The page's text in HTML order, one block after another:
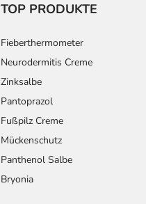
TOP PRODUKTE
Fieberthermometer
Neurodermitis Creme
Zinksalbe
Pantoprazol
Fußpilz Creme
Mückenschutz
Panthenol Salbe
Bryonia